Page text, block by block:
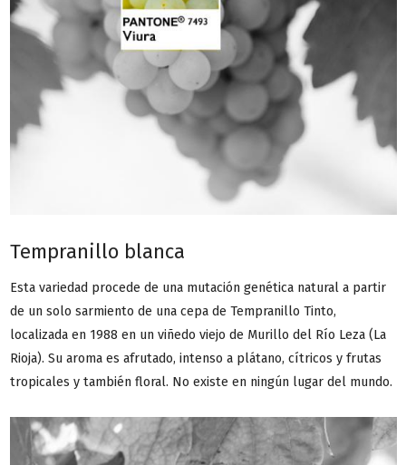
Tempranillo blanca
Esta variedad procede de una mutación genética natural a partir
de un solo sarmiento de una cepa de Tempranillo Tinto,
localizada en 1988 en un viñedo viejo de Murillo del Río Leza (La
Rioja). Su aroma es afrutado, intenso a plátano, cítricos y frutas
tropicales y también floral. No existe en ningún lugar del mundo.